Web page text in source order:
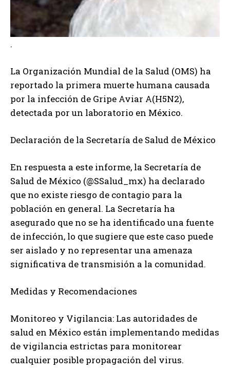
.
La Organización Mundial de la Salud (OMS) ha
reportado la primera muerte humana causada
por la infección de Gripe Aviar A(H5N2),
detectada por un laboratorio en México.
Declaración de la Secretaría de Salud de México
En respuesta a este informe, la Secretaría de
Salud de México (@SSalud_mx) ha declarado
que no existe riesgo de contagio para la
población en general. La Secretaría ha
asegurado que no se ha identificado una fuente
de infección, lo que sugiere que este caso puede
ser aislado y no representar una amenaza
significativa de transmisión a la comunidad.
Medidas y Recomendaciones
Monitoreo y Vigilancia: Las autoridades de
salud en México están implementando medidas
de vigilancia estrictas para monitorear
cualquier posible propagación del virus.